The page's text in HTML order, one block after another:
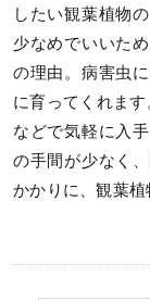
したい観葉植物
少なめでいいた
の理由。病害虫
に育ってくれま
などで気軽に入
の手間が少なく
かかりに、観葉